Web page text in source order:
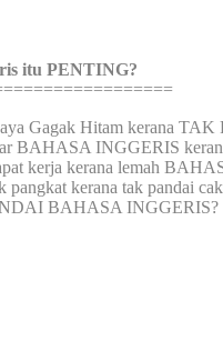
itu PENTING?
Gagak Hitam kerana
BAHASA INGGERIS
kerja kerana lemah
pangkat kerana tak pandai
BAHASA